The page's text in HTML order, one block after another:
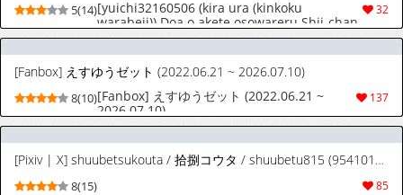
32
5(14)[yuichi32160506 (kira ura (kinkoku
warabeji)) Doa o akete osowareru Shii-chan
Christmas Version [Fanbox] Original +
Decensored
[Fanbox] えすゆうゼット (2022.06.21 ~ 2026.07.10)
137
8(10)[Fanbox] えすゆうゼット (2022.06.21 ~
2026.07.10)
[Pixiv | X] shuubetsukouta / 拾捌コウタ / shuubetu815 (95410110)
85
8(15)